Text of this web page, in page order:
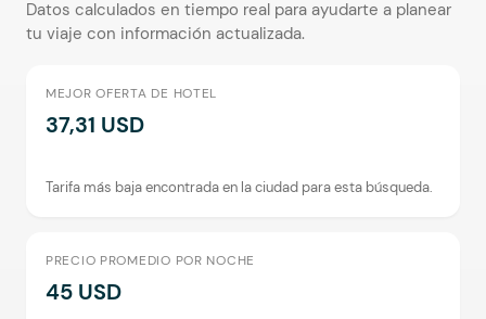
Datos calculados en tiempo real para ayudarte a planear
tu viaje con información actualizada.
MEJOR OFERTA DE HOTEL
37,31 USD
Tarifa más baja encontrada en la ciudad para esta búsqueda.
PRECIO PROMEDIO POR NOCHE
45 USD